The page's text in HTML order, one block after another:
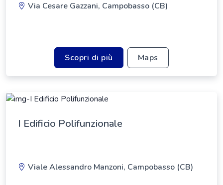
Via Cesare Gazzani, Campobasso (CB)
Scopri di più Maps
I Edificio Polifunzionale
Viale Alessandro Manzoni, Campobasso (CB)